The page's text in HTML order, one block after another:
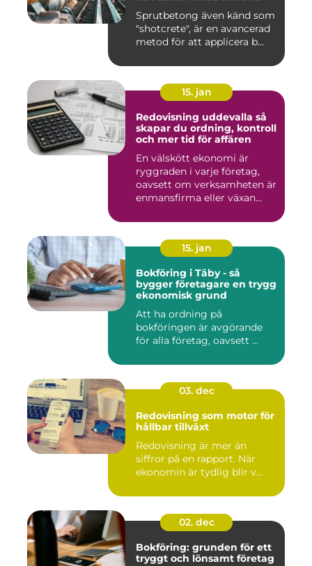
Sprutbetong även känd som
"shotcrete", är en avancerad
metod för att applicera b...
15. jan
Redovisning uddevalla så
skapar du ordning, kontroll
och mer tid för affären
En välskött ekonomi är
ryggraden i varje företag,
oavsett om verksamheten är
enmansfirma eller växan...
15. jan
Bokföring i Täby - så
bygger företagare en trygg
ekonomisk grund
Att ha ordning på
bokföringen är avgörande
för alla företag, oavsett ...
03. dec
Redovisning som motor för
hållbar tillväxt
Redovisning är mer än
siffror på en rapport. När
ekonomin är tydlig blir v...
02. dec
Bokföring: grunden för ett
tryggt och lönsamt företag